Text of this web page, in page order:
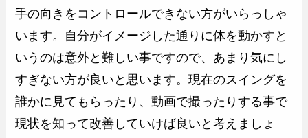
手の向きをコントロールできない方がいらっしゃ
います。自分がイメージした通りに体を動かすと
いうのは意外と難しい事ですので、あまり気にし
すぎない方が良いと思います。現在のスイングを
誰かに見てもらったり、動画で撮ったりする事で
現状を知って改善していけば良いと考えましょ